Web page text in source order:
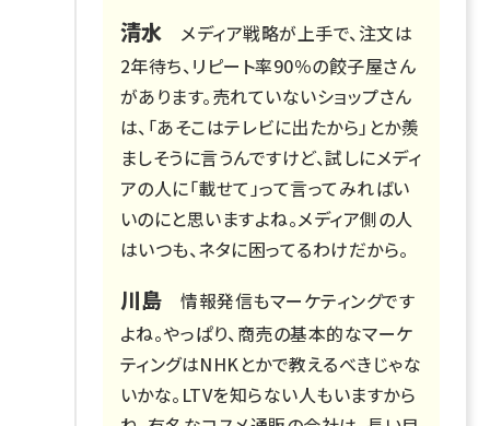
清水 メディア戦略が上手で、注文は
2年待ち、リピート率90％の餃子屋さん
があります。売れていないショップさん
は、「あそこはテレビに出たから」とか羨
ましそうに言うんですけど、試しにメディ
アの人に「載せて」って言ってみればい
いのにと思いますよね。メディア側の人
はいつも、ネタに困ってるわけだから。
川島 情報発信もマーケティングです
よね。やっぱり、商売の基本的なマーケ
ティングはNHKとかで教えるべきじゃな
いかな。LTVを知らない人もいますから